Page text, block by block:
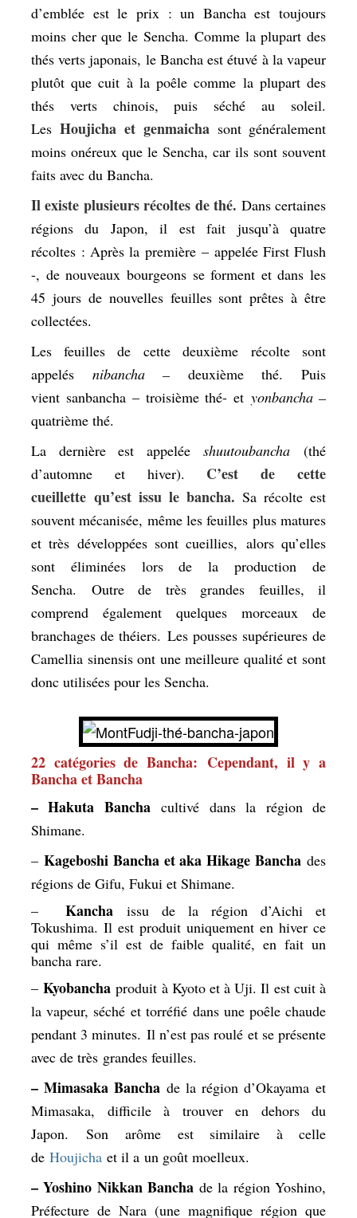
d’emblée est le prix : un Bancha est toujours
moins cher que le Sencha. Comme la plupart des
thés verts japonais, le Bancha est étuvé à la vapeur
plutôt que cuit à la poêle comme la plupart des
thés verts chinois, puis séché au soleil.
Les Houjicha et genmaicha sont généralement
moins onéreux que le Sencha, car ils sont souvent
faits avec du Bancha.
Il existe plusieurs récoltes de thé. Dans certaines
régions du Japon, il est fait jusqu’à quatre
récoltes : Après la première – appelée First Flush
-, de nouveaux bourgeons se forment et dans les
45 jours de nouvelles feuilles sont prêtes à être
collectées.
Les feuilles de cette deuxième récolte sont
appelés nibancha – deuxième thé. Puis
vient sanbancha – troisième thé- et yonbancha –
quatrième thé.
La dernière est appeléeshuutoubancha(thé
d’automne et hiver). C’est de cette
cueillette qu’est issu le bancha. Sa récolte est
souvent mécanisée, même les feuilles plus matures
et très développées sont cueillies, alors qu’elles
sont éliminées lors de la production de
Sencha. Outre de très grandes feuilles, il
comprend également quelques morceaux de
branchages de théiers. Les pousses supérieures de
Camellia sinensis ont une meilleure qualité et sont
donc utilisées pour les Sencha.
22 catégories de Bancha: Cependant, il y a
Bancha et Bancha
– Hakuta Bancha cultivé dans la région de
Shimane.
– Kageboshi Bancha et aka Hikage Banchades
régions de Gifu, Fukui et Shimane.
–
Kancha issu de la région d’Aichi et
Tokushima. Il est produit uniquement en hiver ce
qui même s’il est de faible qualité, en fait un
bancha rare.
–Kyobanchaproduit à Kyoto et à Uji. Il est cuit à
la vapeur, séché et torréfié dans une poêle chaude
pendant 3 minutes. Il n’est pas roulé et se présente
avec de très grandes feuilles.
– Mimasaka Bancha de la région d’Okayama et
Mimasaka, difficile à trouver en dehors du
Japon. Son arôme est similaire à celle
de Houjicha et il a un goût moelleux.
– Yoshino Nikkan Banchade la région Yoshino,
Préfecture de Nara (une magnifique région que